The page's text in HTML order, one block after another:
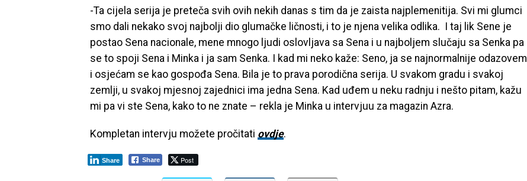
-Ta cijela serija je preteča svih ovih nekih danas s tim da je zaista najplemenitija. Svi mi glumci
smo dali nekako svoj najbolji dio glumačke ličnosti, i to je njena velika odlika. I taj lik Sene je
postao Sena nacionale, mene mnogo ljudi oslovljava sa Sena i u najboljem slučaju sa Senka pa
se to spoji Sena i Minka i ja sam Senka. I kad mi neko kaže: Seno, ja se najnormalnije odazovem
i osjećam se kao gospođa Sena. Bila je to prava porodična serija. U svakom gradu i svakoj
zemlji, u svakoj mjesnoj zajednici ima jedna Sena. Kad uđem u neku radnju i nešto pitam, kažu
mi pa vi ste Sena, kako to ne znate – rekla je Minka u intervjuu za magazin Azra.
Kompletan intervju možete pročitati ovdje.
Share Post
Share